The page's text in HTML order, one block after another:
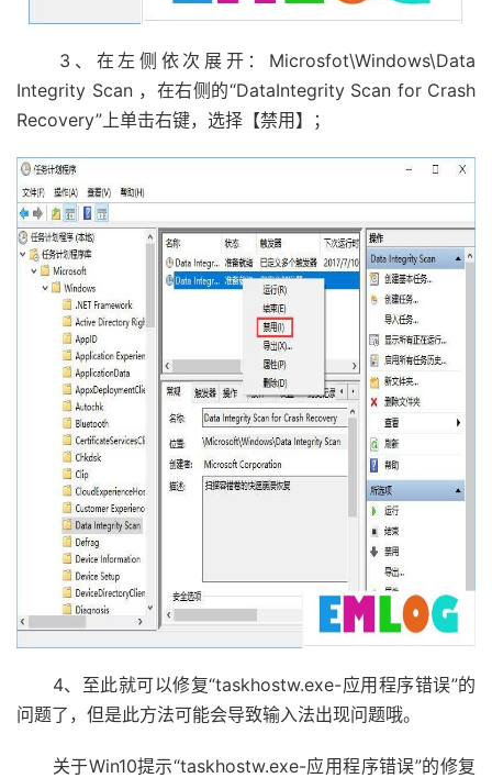
3、在左侧依次展开：Microsfot\Windows\Data
Integrity Scan ，在右侧的“DataIntegrity Scan for Crash
Recovery”上单击右键，选择【禁用】；
4、至此就可以修复“taskhostw.exe-应用程序错误”的
问题了，但是此方法可能会导致输入法出现问题哦。
关于Win10提示“taskhostw.exe-应用程序错误”的修复